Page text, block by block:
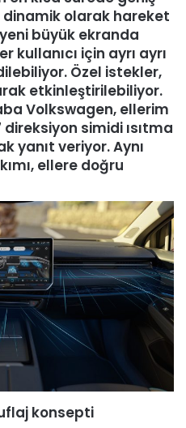
olarak hareket
büyük ekranda
kullanıcı için ayrı ayrı
Özel istekler,
etkinleştirilebiliyor.
Volkswagen, ellerim
simidi ısıtma
yanıt veriyor. Aynı
ellere doğru
konsepti